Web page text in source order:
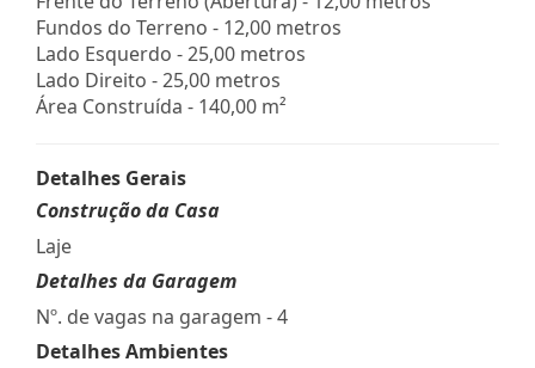
Fundos do Terreno - 12,00 metros
Lado Esquerdo - 25,00 metros
Lado Direito - 25,00 metros
Área Construída - 140,00 m²
Detalhes Gerais
Construção da Casa
Laje
Detalhes da Garagem
Nº. de vagas na garagem - 4
Detalhes Ambientes